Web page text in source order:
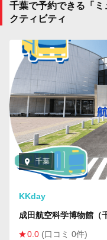
千葉で予約できる「
クティビティ
千葉
KKday
成田航空科学博物館（
0.0 (口コミ 0件)